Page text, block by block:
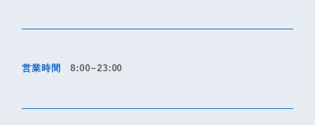
営業時間 8:00~23:00